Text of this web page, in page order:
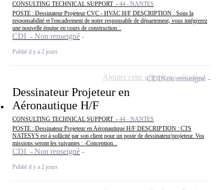
CONSULTING TECHNICAL SUPPORT - 44 - NANTES
POSTE : Dessinateur Projeteur CVC - HVAC H/F DESCRIPTION : Sous la
responsabilité et l'encadrement de notre responsable de département, vous intégrerez
une nouvelle équipe en cours de construction...
CDI - Non renseigné
Publié il y a 2 jours
Dessinateur Projeteur en
Aéronautique H/F
CONSULTING TECHNICAL SUPPORT - 44 - NANTES
POSTE : Dessinateur Projeteur en Aéronautique H/F DESCRIPTION : CTS
NATESYS est à sollicité par son client pour un poste de dessinateur/projeteur. Vos
missions seront les suivantes : -Conception...
CDI - Non renseigné
Publié il y a 2 jours
CDINon renseigné
Ajouter cette offre à ma sélection